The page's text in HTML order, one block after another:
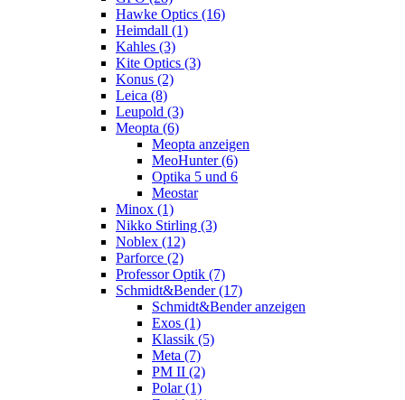
Hawke Optics (16)
Heimdall (1)
Kahles (3)
Kite Optics (3)
Konus (2)
Leica (8)
Leupold (3)
Meopta (6)
Meopta anzeigen
MeoHunter (6)
Optika 5 und 6
Meostar
Minox (1)
Nikko Stirling (3)
Noblex (12)
Parforce (2)
Professor Optik (7)
Schmidt&Bender (17)
Schmidt&Bender anzeigen
Exos (1)
Klassik (5)
Meta (7)
PM II (2)
Polar (1)